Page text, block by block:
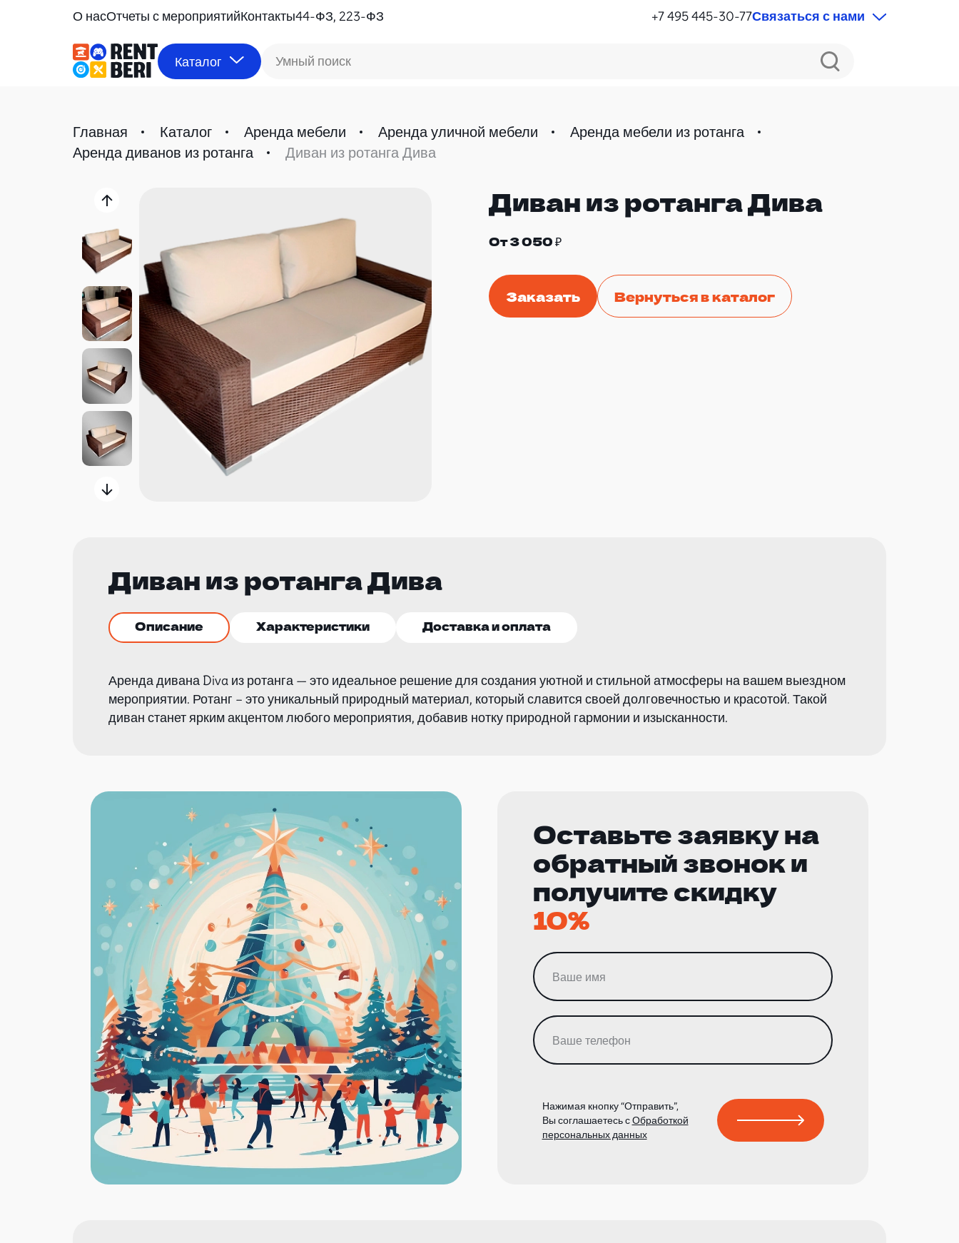
О насОтчеты с мероприятийКонтакты44-ФЗ, 223-ФЗ +7 495 445-30-77Связаться с нами
Каталог Умный поиск
Главная Каталог Аренда мебели Аренда уличной мебели
Аренда мебели из ротанга
Аренда диванов из ротанга
Диван из ротанга Дива
Диван из ротанга Дива
От 3 050 ₽
Заказать Вернуться в каталог
Диван из ротанга Дива
Описание Характеристики Доставка и оплата
Аренда дивана Diva из ротанга — это идеальное решение для создания уютной и стильной атмосферы на вашем выездном
мероприятии. Ротанг – это уникальный природный материал, который славится своей долговечностью и красотой. Такой
диван станет ярким акцентом любого мероприятия, добавив нотку природной гармонии и изысканности.
Оставьте заявку на
обратный звонок и
получите скидку
10%
Нажимая кнопку “Отправить”,
Вы соглашаетесь сОбработкой
персональных данных